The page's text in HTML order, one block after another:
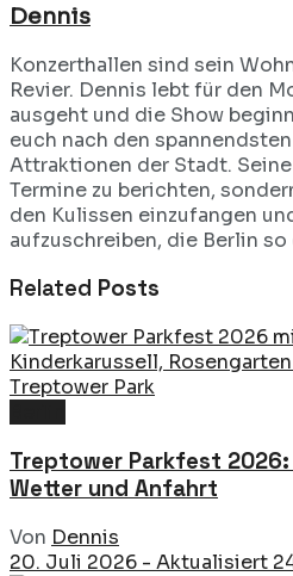
Dennis
Konzerthallen sind sein
Revier. Dennis lebt für den
ausgeht und die Show
euch nach den
Attraktionen der Stadt.
Termine zu berichten,
den Kulissen einzufangen
aufzuschreiben, die Berlin
Related Posts
Treptower Parkfest 2026:
Wetter und Anfahrt
Von Dennis
20. Juli 2026 - Aktualisiert